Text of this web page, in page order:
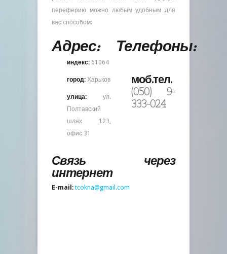
переферию можно любым удобным для
вас способом:
Адрес:
индекс: 61064
город: Харьков
улица: ул.
Полтавский
шлях 123,
офис 31
Телефоны:
моб.тел.
(050) 9-
333-024
Связь через
интернет
E-mail: tcokna@gmail.com